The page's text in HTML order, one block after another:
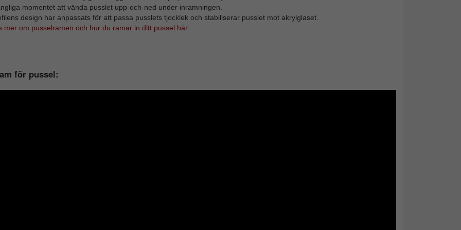
momentet att vända pusslet upp-och-ned under inramningen.
design har anpassats för att passa pusslets tjocklek och stabiliserar pusslet mot akrylglaset.
mer om pusselramen och hur du ramar in ditt pussel här.
för pussel: